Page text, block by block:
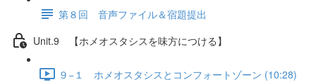
第８回 音声ファイル＆宿題提出
Unit.9 【ホメオスタシスを味方につける】
９−１ ホメオスタシスとコンフォートゾーン (10:28)